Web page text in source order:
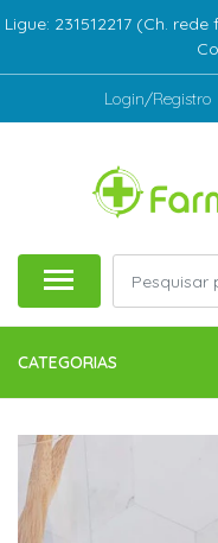
Ligue: 231512217 (Ch.
Login/Registro
CATEGORIAS